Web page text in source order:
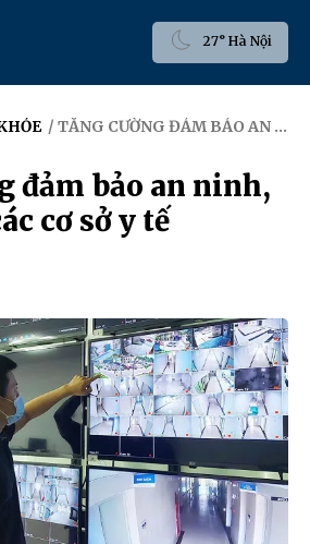
27° Hà Nội
/ TĂNG CƯỜNG ĐẢM BẢO AN NINH, TRẬT TỰ TẠI CÁC CƠ SỞ Y TẾ
đảm bảo an ninh,
cơ sở y tế